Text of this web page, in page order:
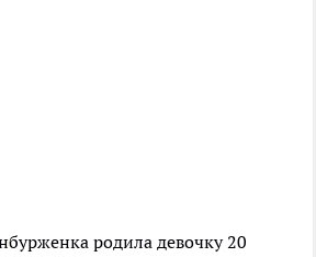
родила девочку 20